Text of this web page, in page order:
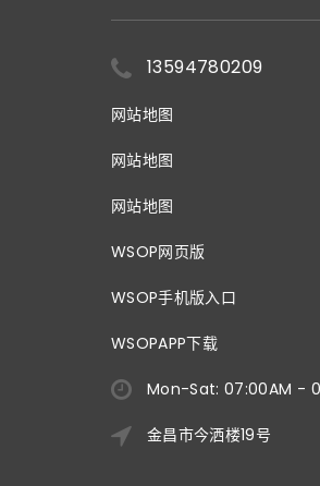
13594780209
网站地图
网站地图
网站地图
WSOP网页版
WSOP手机版入口
WSOPAPP下载
Mon-Sat: 07:00AM -
金昌市今洒楼19号